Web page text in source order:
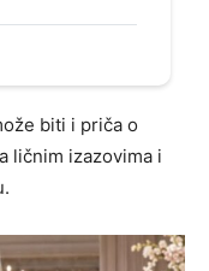
biti i priča o
ličnim izazovima i